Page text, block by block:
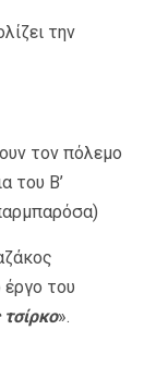
την
τον πόλεμο
του Β’
έργο του
».